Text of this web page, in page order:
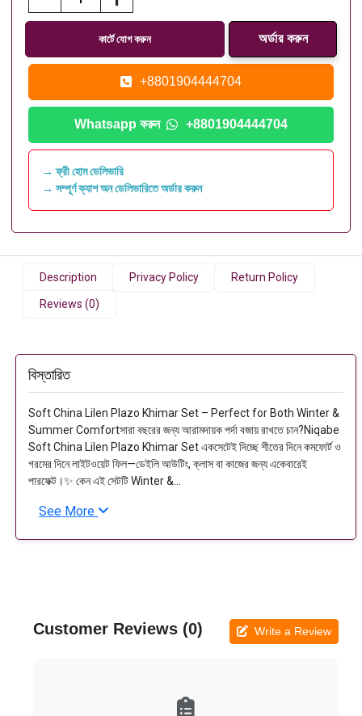
কার্টে যোগ করুন
+8801904444704
Whatsapp করুন +8801904444704
→ ফ্রী হোম ডেলিভারি
→ সম্পূর্ণ ক্যাশ অন ডেলিভারিতে অর্ডার করুন
Description Privacy Policy Return Policy
Reviews (0)
বিস্তারিত
Soft China Lilen Plazo Khimar Set – Perfect for Both Winter &
Summer Comfortসারা বছরের জন্য আরামদায়ক পর্দা বজায় রাখতে চান?Niqabe
Soft China Lilen Plazo Khimar Set একসেটেই দিচ্ছে শীতের দিনে কমফোর্ট ও
গরমের দিনে লাইটওয়েট ফিল—ডেইলি আউটিং, ক্লাস বা কাজের জন্য একেবারেই
পারফেক্ট।✨ কেন এই সেটটি Winter &...
See More
Customer Reviews (0) Write a Review